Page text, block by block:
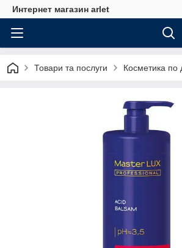
Интернет магазин arlet
Товари та послуги Косметика по